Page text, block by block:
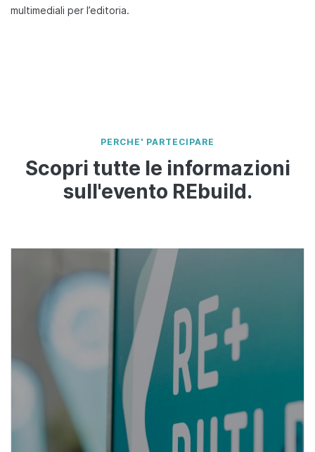
multimediali per l’editoria.
PERCHE' PARTECIPARE
Scopri tutte le informazioni
sull'evento REbuild.
La storia di REbuild
SCOPRI DI PIÙ